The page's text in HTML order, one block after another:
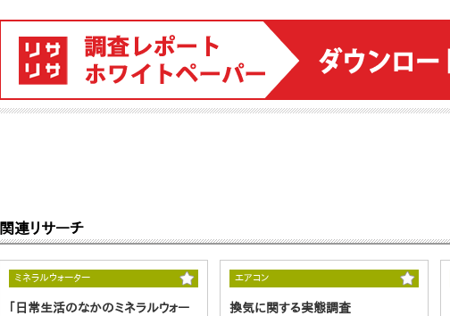
関連リサーチ
ミネラルウォーター
｢日常生活のなかのミネラルウォー
エアコン
換気に関する実態調査